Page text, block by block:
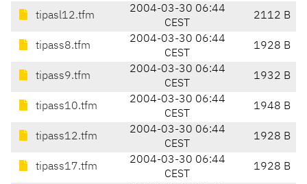
tipasl12.tfm
2004-03-30 06:44
CEST
2112 B
tipass8.tfm
2004-03-30 06:44
CEST
1928 B
tipass9.tfm
2004-03-30 06:44
CEST
1932 B
tipass10.tfm
2004-03-30 06:44
CEST
1948 B
tipass12.tfm
2004-03-30 06:44
CEST
1928 B
tipass17.tfm
2004-03-30 06:44
CEST
1928 B